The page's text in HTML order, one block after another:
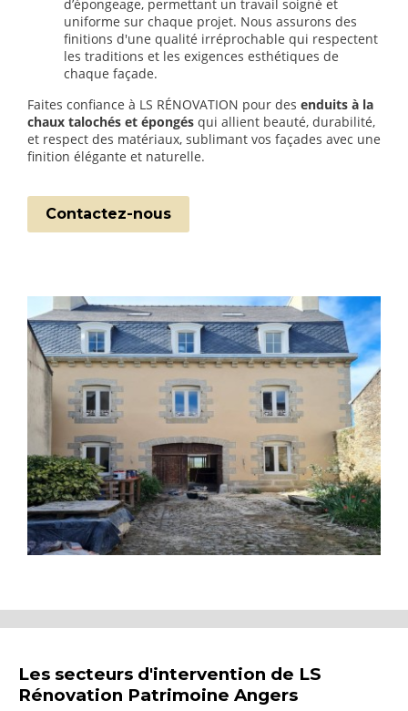
d’épongeage, permettant un travail soigné et
uniforme sur chaque projet. Nous assurons des
finitions d'une qualité irréprochable qui respectent
les traditions et les exigences esthétiques de
chaque façade.
Faites confiance à LS RÉNOVATION pour des enduits à la
chaux talochés et épongés qui allient beauté, durabilité,
et respect des matériaux, sublimant vos façades avec une
finition élégante et naturelle.
Contactez-nous
Les secteurs d'intervention de LS
Rénovation Patrimoine Angers